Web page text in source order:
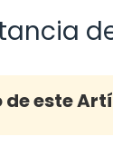
de este